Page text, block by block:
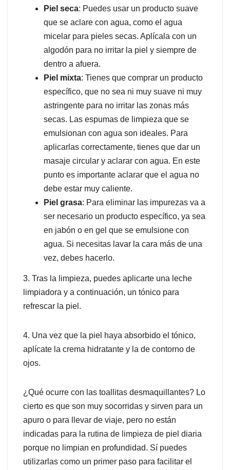
Piel seca: Puedes usar un producto suave
que se aclare con agua, como el agua
micelar para pieles secas. Aplícala con un
algodón para no irritar la piel y siempre de
dentro a afuera.
Piel mixta: Tienes que comprar un producto
específico, que no sea ni muy suave ni muy
astringente para no irritar las zonas más
secas. Las espumas de limpieza que se
emulsionan con agua son ideales. Para
aplicarlas correctamente, tienes que dar un
masaje circular y aclarar con agua. En este
punto es importante aclarar que el agua no
debe estar muy caliente.
Piel grasa: Para eliminar las impurezas va a
ser necesario un producto específico, ya sea
en jabón o en gel que se emulsione con
agua. Si necesitas lavar la cara más de una
vez, debes hacerlo.
3. Tras la limpieza, puedes aplicarte una leche
limpiadora y a continuación, un tónico para
refrescar la piel.
4. Una vez que la piel haya absorbido el tónico,
aplícate la crema hidratante y la de contorno de
ojos.
¿Qué ocurre con las toallitas desmaquillantes? Lo
cierto es que son muy socorridas y sirven para un
apuro o para llevar de viaje, pero no están
indicadas para la rutina de limpieza de piel diaria
porque no limpian en profundidad. Sí puedes
utilizarlas como un primer paso para facilitar el